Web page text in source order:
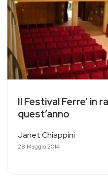
Il Festival Ferre’ in
quest’anno
Janet Chiappini
28 Maggio 2014